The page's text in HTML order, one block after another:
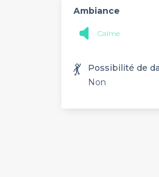
Ambiance
Calme
💃
Possibilité de
Non